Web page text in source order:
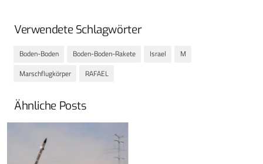
Verwendete Schlagwörter
Boden-Boden Boden-Boden-Rakete Israel
M
Marschflugkörper
RAFAEL
Ähnliche Posts